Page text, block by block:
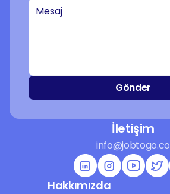
Gönder
İletişim
info@jobtogo.co
Hakkımızda